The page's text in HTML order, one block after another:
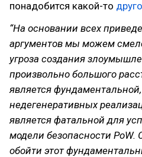
понадобится какой-то
“На основании всех
аргументов мы можем
угроза создания
произвольно большого
является
недегенеративных
является фатальной для
модели безопасности
обойти этот